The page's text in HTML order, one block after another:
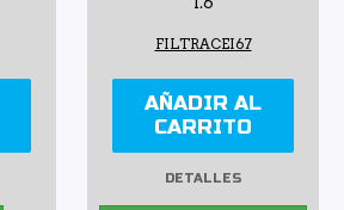
FILTRACEI67
AÑADIR AL
CARRITO
DETALLES